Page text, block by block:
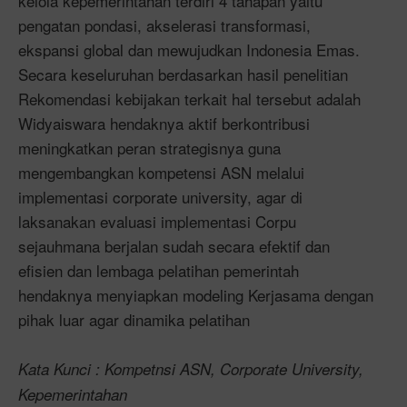
pengatan pondasi, akselerasi transformasi,
ekspansi global dan mewujudkan Indonesia Emas.
Secara keseluruhan berdasarkan hasil penelitian
Rekomendasi kebijakan terkait hal tersebut adalah
Widyaiswara hendaknya aktif berkontribusi
meningkatkan peran strategisnya guna
mengembangkan kompetensi ASN melalui
implementasi corporate university, agar di
laksanakan evaluasi implementasi Corpu
sejauhmana berjalan sudah secara efektif dan
efisien dan lembaga pelatihan pemerintah
hendaknya menyiapkan modeling Kerjasama dengan
pihak luar agar dinamika pelatihan
Kata Kunci : Kompetnsi ASN, Corporate University,
Kepemerintahan